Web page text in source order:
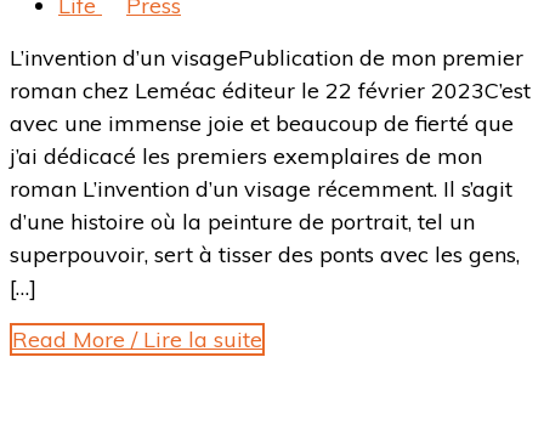
L’invention d’un visagePublication de mon premier
roman chez Leméac éditeur le 22 février 2023C’est
avec une immense joie et beaucoup de fierté que
j’ai dédicacé les premiers exemplaires de mon
roman L’invention d’un visage récemment. Il s’agit
d’une histoire où la peinture de portrait, tel un
superpouvoir, sert à tisser des ponts avec les gens,
[…]
Read More / Lire la suite